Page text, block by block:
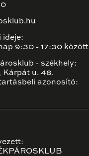
ideje:
9:30 - 17:30 között
- székhely:
Kárpát u. 48.
azonosító: